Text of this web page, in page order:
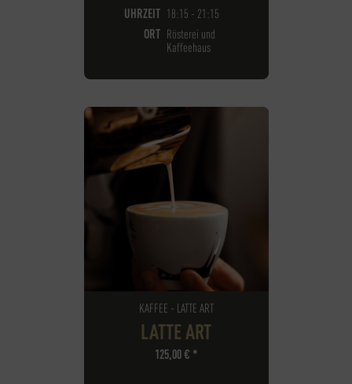
UHRZEIT 18:15 - 21:15
ORT Rösterei und
Kaffeehaus
KAFFEE - LATTE ART
LATTE ART
125,00€ *